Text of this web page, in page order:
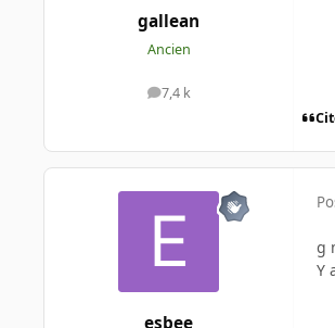
gallean
Ancien
7,4 k
messages
esbee
g
Y